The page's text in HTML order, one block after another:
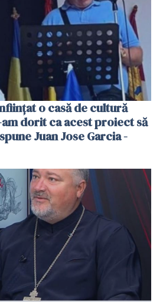
o casă de cultură
Juan Jose Garcia -